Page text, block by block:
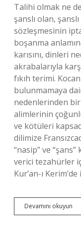
Talihi olmak ne
şanslı olan,
sözleşmesinin
boşanma
karısını, dinleri
akrabalarıyla
fıkıh terimi.
bulunmamaya
nedenlerinden
alimlerinin
ve kötüleri
dilimize
“nasip” ve
verici tezahürler
Kur’an-ı
Devamını okuyun
Ne